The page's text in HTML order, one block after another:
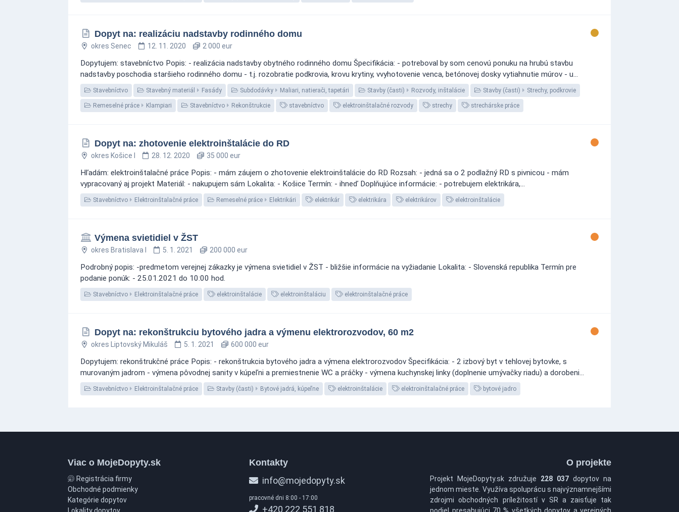
Dopyt na: realizáciu nadstavby rodinného domu
okres Senec 12. 11. 2020 2 000 eur
Dopytujem: stavebníctvo Popis: - realizácia nadstavby obytného rodinného domu Špecifikácia: - potreboval by som cenovú ponuku na hrubú stavbu
nadstavby poschodia staršieho rodinného domu - t.j. rozobratie podkrovia, krovu krytiny, vvyhotovenie venca, betónovej dosky vytiahnutie múrov - u...
Stavebníctvo Stavebný materiál Fasády Subdodávky Maliari, natierači, tapetári Stavby (časti) Rozvody, inštalácie Stavby (časti) Strechy, podkrovie
Remeselné práce Klampiari Stavebníctvo Rekonštrukcie stavebníctvo elektroinštalačné rozvody strechy strechárske práce
Dopyt na: zhotovenie elektroinštalácie do RD
okres Košice I 28. 12. 2020 35 000 eur
Hľadám: elektroinštalačné práce Popis: - mám záujem o zhotovenie elektroinštalácie do RD Rozsah: - jedná sa o 2 podlažný RD s pivnicou - mám
vypracovaný aj projekt Materiál: - nakupujem sám Lokalita: - Košice Termín: - ihneď Doplňujúce informácie: - potrebujem elektrikára,...
Stavebníctvo Elektroinštalačné práce Remeselné práce Elektrikári elektrikár elektrikára elektrikárov elektroinštalácie
Výmena svietidiel v ŽST
okres Bratislava I 5. 1. 2021 200 000 eur
Podrobný popis: -predmetom verejnej zákazky je výmena svietidiel v ŽST - bližšie informácie na vyžiadanie Lokalita: - Slovenská republika Termín pre
podanie ponúk: - 25.01.2021 do 10:00 hod.
Stavebníctvo Elektroinštalačné práce elektroinštalácie elektroinštaláciu elektroinštalačné práce
Dopyt na: rekonštrukciu bytového jadra a výmenu elektrorozvodov, 60 m2
okres Liptovský Mikuláš 5. 1. 2021 600 000 eur
Dopytujem: rekonštrukčné práce Popis: - rekonštrukcia bytového jadra a výmena elektrorozvodov Špecifikácia: - 2 izbový byt v tehlovej bytovke, s
murovaným jadrom - výmena pôvodnej sanity v kúpeľni a premiestnenie WC a práčky - výmena kuchynskej linky (doplnenie umývačky riadu) a dorobeni...
Stavebníctvo Elektroinštalačné práce Stavby (časti) Bytové jadrá, kúpeľne elektroinštalácie elektroinštalačné práce bytové jadro
Viac o MojeDopyty.sk
Registrácia firmy
Obchodné podmienky
Kategórie dopytov
Kontakty
info@mojedopyty.sk
pracovné dni 8:00 - 17:00
+420 222 551 818
O projekte
Projekt MojeDopyty.sk združuje 228 037 dopytov na
jednom mieste. Využíva spoluprácu s najvýznamnejšími
zdrojmi obchodných príležitostí v SR a zaisťuje tak